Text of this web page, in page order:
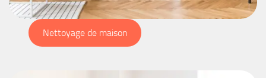
Nettoyage de maison